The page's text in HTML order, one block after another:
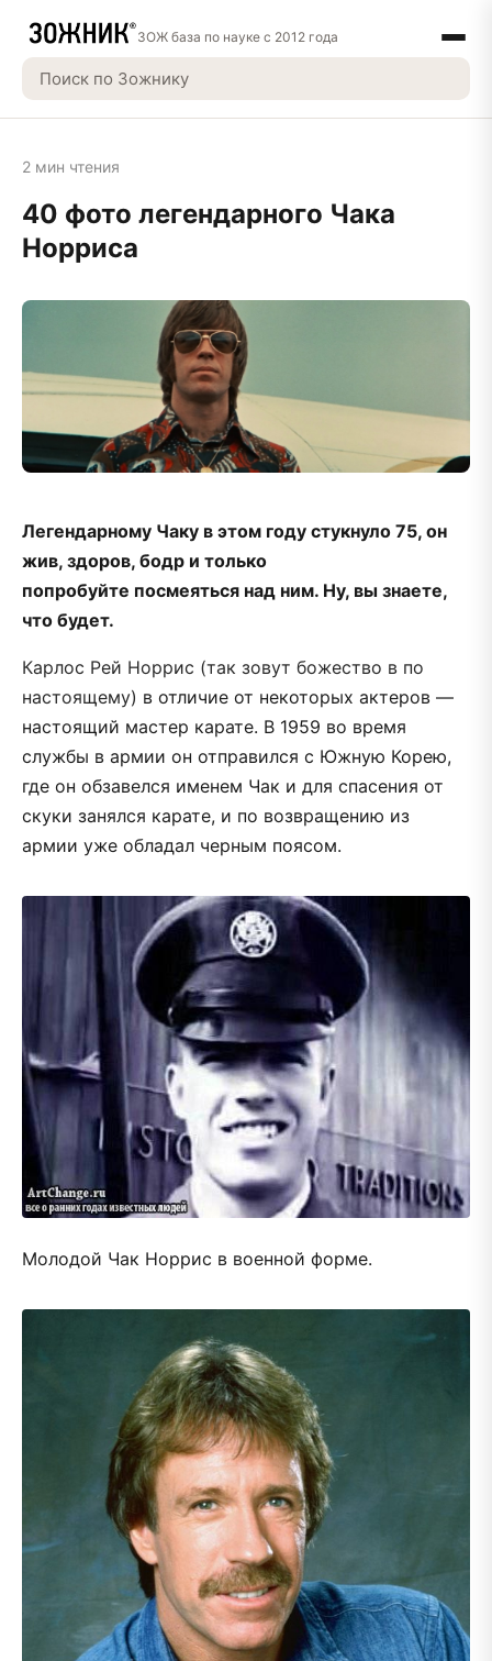
ЗОЖ база по науке с 2012 года
2 мин чтения
40 фото легендарного Чака
Норриса
Легендарному Чаку в этом году стукнуло 75, он
жив, здоров, бодр и только
попробуйте посмеяться над ним. Ну, вы знаете,
что будет.
Карлос Рей Норрис (так зовут божество в по
настоящему) в отличие от некоторых актеров —
настоящий мастер карате. В 1959 во время
службы в армии он отправился с Южную Корею,
где он обзавелся именем Чак и для спасения от
скуки занялся карате, и по возвращению из
армии уже обладал черным поясом.
Молодой Чак Норрис в военной форме.